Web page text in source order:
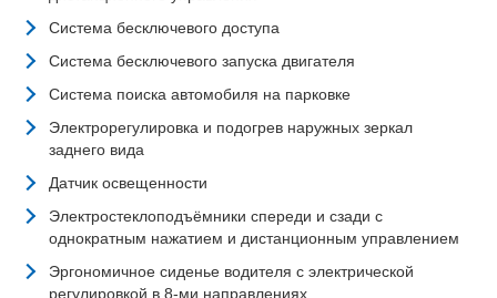
Система бесключевого доступа
Система бесключевого запуска двигателя
Система поиска автомобиля на парковке
Электрорегулировка и подогрев наружных зеркал
заднего вида
Датчик освещенности
Электростеклоподъёмники спереди и сзади с
однократным нажатием и дистанционным управлением
Эргономичное сиденье водителя с электрической
регулировкой в 8-ми направлениях